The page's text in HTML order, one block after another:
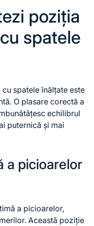
poziția
spatele
spatele înălțate este
O plasare corectă a
echilibrul
puternică și mai
a picioarelor
a picioarelor,
Această poziție